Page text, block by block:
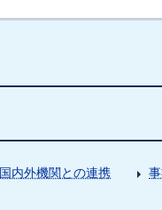
国内外機関との連携